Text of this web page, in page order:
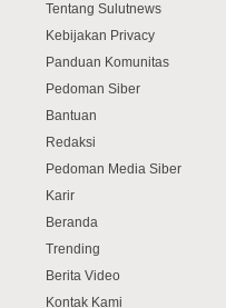
Tentang Sulutnews
Kebijakan Privacy
Panduan Komunitas
Pedoman Siber
Bantuan
Redaksi
Pedoman Media Siber
Karir
Beranda
Trending
Berita Video
Kontak Kami